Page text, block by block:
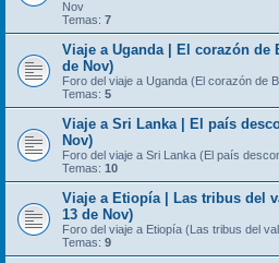
Nov
Temas: 7
Viaje a Uganda | El corazón de
de Nov)
Foro del viaje a Uganda (El corazón de
Temas: 5
Viaje a Sri Lanka | El país
Nov)
Foro del viaje a Sri Lanka (El país
Temas: 10
Viaje a Etiopía | Las tribus del
13 de Nov)
Foro del viaje a Etiopía (Las tribus del
Temas: 9